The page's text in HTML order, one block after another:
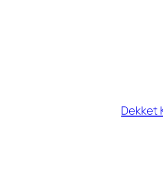
Dekket